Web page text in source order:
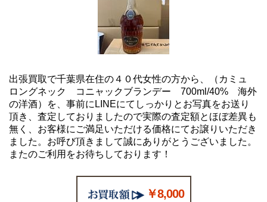
出張買取で千葉県在住の４０代女性の方から、（カミュ
ロングネック コニャックブランデー 700ml/40% 海外
の洋酒）を、事前にLINEにてしっかりとお写真をお送り
頂き、査定しておりましたので実際の査定額とほぼ差異も
無く、お客様にご満足いただける価格にてお譲りいただき
ました。お呼び頂きまして誠にありがとうございました。
またのご利用をお待ちしております！
￥8,000